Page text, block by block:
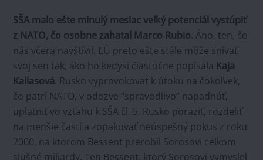
SŠA malo ešte minulý mesiac veľký potenciál vystúpiť
z NATO, čo osobne zahatal Marco Rubio.Áno, ten, čo
nás včera navštívil. EÚ preto ešte stále môže snívať
svoj sen tak, ako ho kedysi čiastočne popísala Kaja
Kallasová. Rusko vyprovokovať k útoku na čokoľvek,
čo patrí NATO, v odozve “spravodlivo” napadnúť,
uplatniť vo vzťahu k SŠA čl. 5, Rusko poraziť, rozdeliť
na menšie časti a zopakovať neúspešný pokus z roku
2000, na ktorom Bessent prerobil Sorosovi celkom
slušné miliardy. Ten Bessent, ktorý Sorosovi vymyslel